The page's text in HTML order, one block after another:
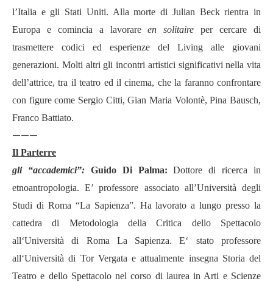
l’Italia e gli Stati Uniti. Alla morte di Julian Beck rientra in
Europa e comincia a lavorareen solitaire per cercare di
trasmettere codici ed esperienze del Living alle giovani
generazioni. Molti altri gli incontri artistici significativi nella vita
dell’attrice, tra il teatro ed il cinema, che la faranno confrontare
con figure come Sergio Citti, Gian Maria Volontè, Pina Bausch,
Franco Battiato.
———
Il Parterre
gli “accademici”:Guido Di Palma:Dottore di ricerca in
etnoantropologia. E’ professore associato all’Universitàdegli
Studi di Roma “La Sapienza”. Ha lavorato a lungo presso la
cattedra di Metodologia della Critica dello Spettacolo
all‘Universitàdi Roma La Sapienza. E‘ stato professore
all‘Universitàdi Tor Vergata e attualmente insegna Storia del
Teatro e dello Spettacolo nel corso di laurea in Arti e Scienze